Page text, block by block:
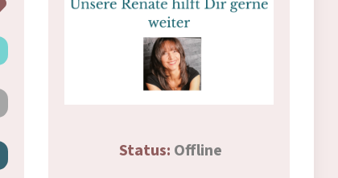
Status: Offline